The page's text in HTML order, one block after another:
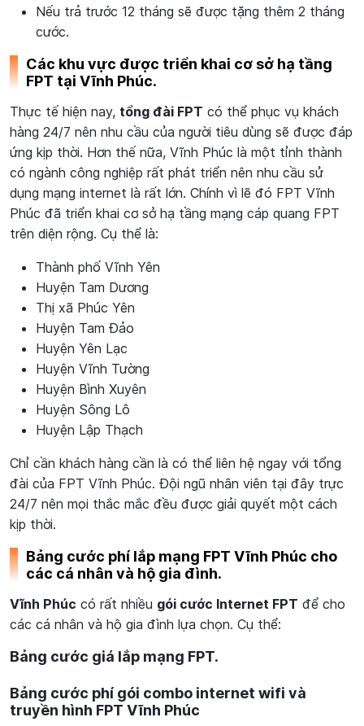
Nếu trả trước 12 tháng sẽ được tặng thêm 2 tháng
cước.
Các khu vực được triển khai cơ sở hạ tầng
FPT tại Vĩnh Phúc.
Thực tế hiện nay, tổng đài FPT có thể phục vụ khách
hàng 24/7 nên nhu cầu của người tiêu dùng sẽ được đáp
ứng kịp thời. Hơn thế nữa, Vĩnh Phúc là một tỉnh thành
có ngành công nghiệp rất phát triển nên nhu cầu sử
dụng mạng internet là rất lớn. Chính vì lẽ đó FPT Vĩnh
Phúc đã triển khai cơ sở hạ tầng mạng cáp quang FPT
trên diện rộng. Cụ thể là:
Thành phố Vĩnh Yên
Huyện Tam Dương
Thị xã Phúc Yên
Huyện Tam Đảo
Huyện Yên Lạc
Huyện Vĩnh Tường
Huyện Bình Xuyên
Huyện Sông Lô
Huyện Lập Thạch
Chỉ cần khách hàng cần là có thể liên hệ ngay với tổng
đài của FPT Vĩnh Phúc. Đội ngũ nhân viên tại đây trực
24/7 nên mọi thắc mắc đều được giải quyết một cách
kịp thời.
Bảng cước phí lắp mạng FPT Vĩnh Phúc cho
các cá nhân và hộ gia đình.
Vĩnh Phúc có rất nhiều gói cước Internet FPT để cho
các cá nhân và hộ gia đình lựa chọn. Cụ thể:
Bảng cước giá lắp mạng FPT.
Bảng cước phí gói combo internet wifi và
truyền hình FPT Vĩnh Phúc